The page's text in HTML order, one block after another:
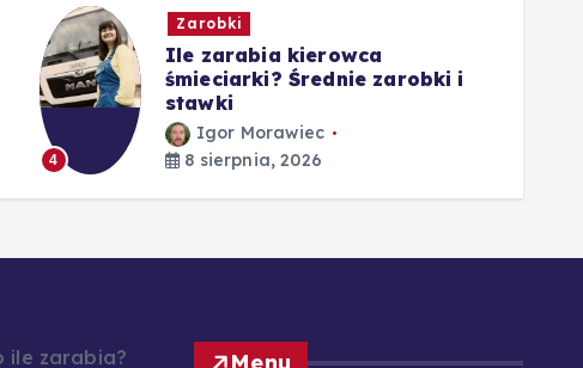
4
Zarobki
Ile zarabia kierowca
śmieciarki? Średnie zarobki i
stawki
Igor Morawiec
8 sierpnia, 2026
ile zarabia?